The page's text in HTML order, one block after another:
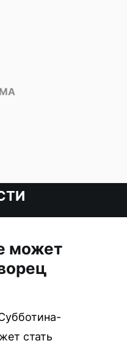
может
стать